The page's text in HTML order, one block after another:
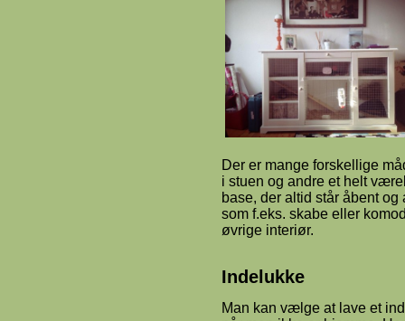
Der er mange forskellige
i stuen og andre et helt
base, der altid står åbent
som f.eks. skabe eller
øvrige interiør.
Indelukke
Man kan vælge at lave et